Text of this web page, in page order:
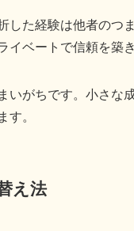
した経験は他者のつ
ベートで信頼を築
いがちです。小さな
す。
え法